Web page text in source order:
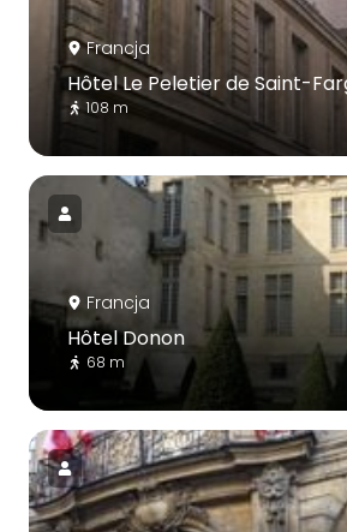
Francja
Hôtel Le Peletier de Saint-
108 m
Francja
Hôtel Donon
68 m